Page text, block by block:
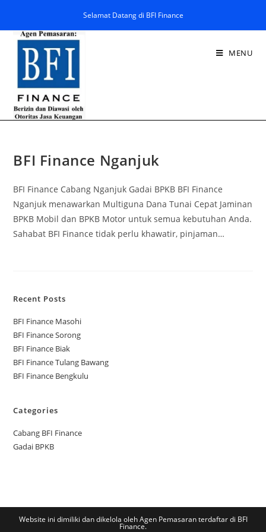
Selamat Datang di BFI Finance
MENU
BFI Finance Nganjuk
BFI Finance Cabang Nganjuk Gadai BPKB BFI Finance
Nganjuk menawarkan Multiguna Dana Tunai Cepat Jaminan
BPKB Mobil dan BPKB Motor untuk semua kebutuhan Anda.
Sahabat BFI Finance tidak perlu khawatir, pinjaman…
Recent Posts
BFI Finance Masohi
BFI Finance Sorong
BFI Finance Biak
BFI Finance Tulang Bawang
BFI Finance Bengkulu
Categories
Cabang BFI Finance
Gadai BPKB
Website ini dimiliki dan dikelola oleh Agen Pemasaran terdaftar di BFI
Finance.